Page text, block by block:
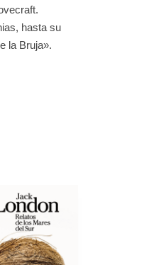
hasta su
la Bruja».